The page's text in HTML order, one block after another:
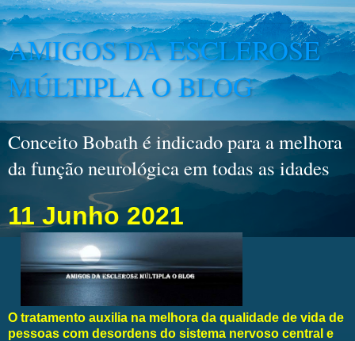
AMIGOS DA ESCLEROSE
MÚLTIPLA O BLOG
Conceito Bobath é indicado para a melhora
da função neurológica em todas as idades
11 Junho 2021
O tratamento auxilia na melhora da qualidade de vida de
pessoas com desordens do sistema nervoso central e